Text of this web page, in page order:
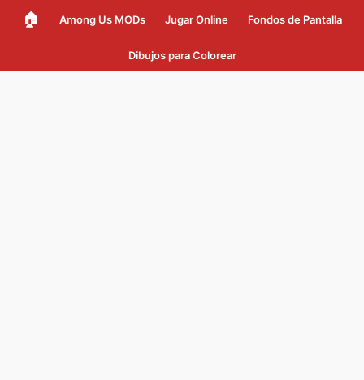
🏠 Among Us MODs Jugar Online Fondos de Pantalla
Dibujos para Colorear